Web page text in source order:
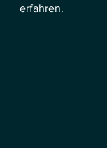
erfahren.